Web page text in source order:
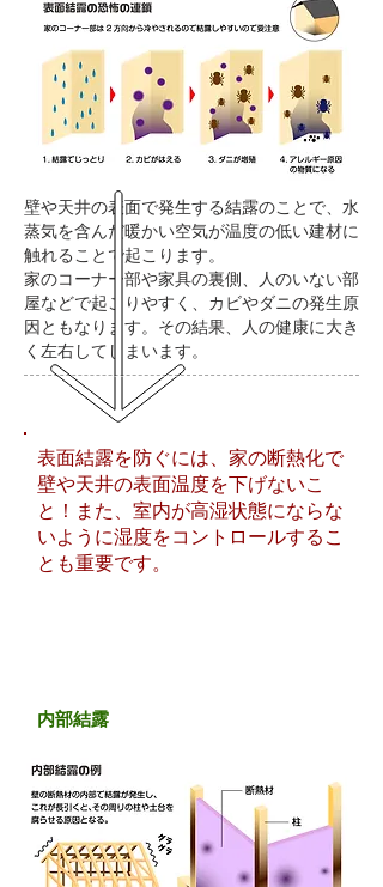
壁や天井の表面で発生する結露のことで、水
蒸気を含んだ暖かい空気が温度の低い建材に
触れることで起こります。
家のコーナー部や家具の裏側、人のいない部
屋などで起こりやすく、カビやダニの発生原
因ともなります。その結果、人の健康に大き
く左右してしまいます。
表面結露を防ぐには、家の断熱化で
壁や天井の表面温度を下げないこ
と！また、室内が高湿状態にならな
いように湿度をコントロールするこ
とも重要です。
内部結露